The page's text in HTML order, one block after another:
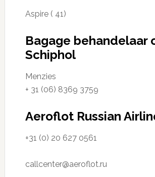
Aspire ( 41)
Bagage behandelaar
Schiphol
Menzies
+ 31 (06) 8369 3759
Aeroflot Russian
+31 (0) 20 627 0561
callcenter@aeroflot.ru